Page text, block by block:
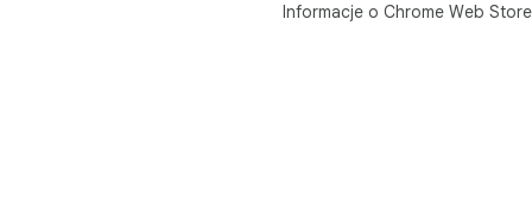
Informacje o Chrome Web Store